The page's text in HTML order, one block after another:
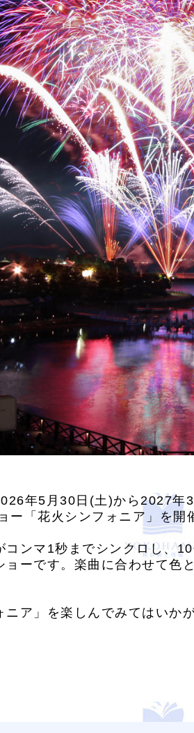
年5月30日(土)から2027年
「花火シンフォニア」を開
コンマ1秒までシンクロし、
ーです。楽曲に合わせて色
ア」を楽しんでみてはいか